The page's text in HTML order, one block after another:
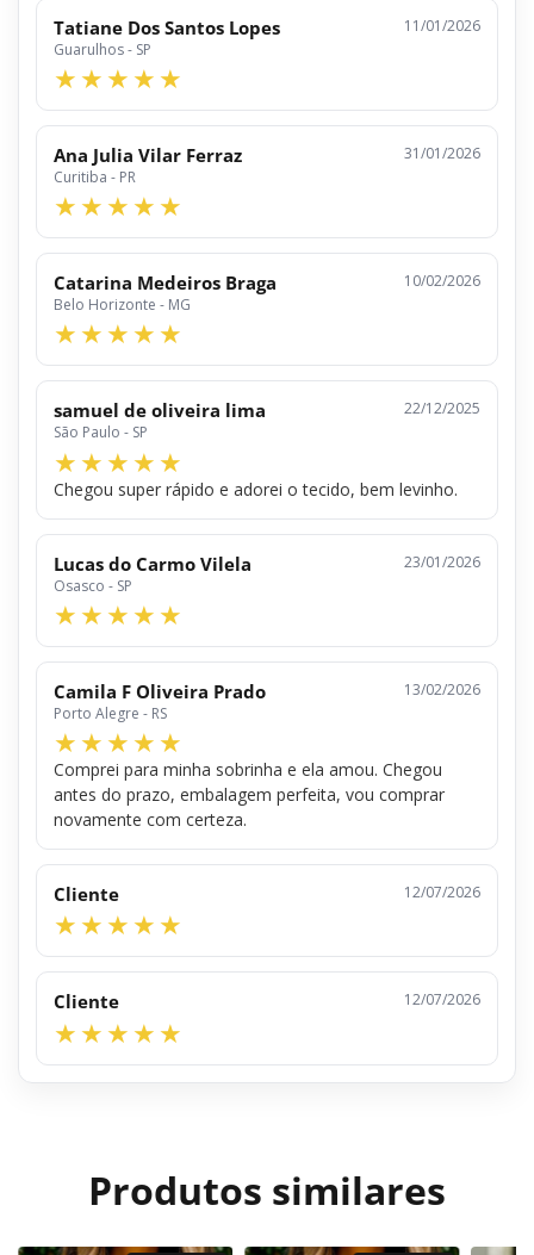
Tatiane Dos Santos Lopes
Guarulhos - SP
11/01/2026
Ana Julia Vilar Ferraz
Curitiba - PR
31/01/2026
Catarina Medeiros Braga
Belo Horizonte - MG
10/02/2026
samuel de oliveira lima
São Paulo - SP
22/12/2025
Chegou super rápido e adorei o tecido, bem levinho.
Lucas do Carmo Vilela
Osasco - SP
23/01/2026
Camila F Oliveira Prado
Porto Alegre - RS
13/02/2026
Comprei para minha sobrinha e ela amou. Chegou
antes do prazo, embalagem perfeita, vou comprar
novamente com certeza.
Cliente 12/07/2026
Cliente 12/07/2026
Produtos similares